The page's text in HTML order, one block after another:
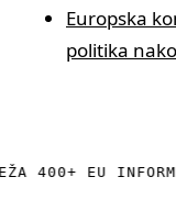
Europska
politika
400+ EU